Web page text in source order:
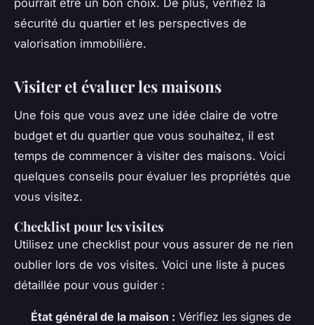
pourrait être un bon choix. De plus, vérifiez la
sécurité du quartier et les perspectives de
valorisation immobilière.
Visiter et évaluer les maisons
Une fois que vous avez une idée claire de votre
budget et du quartier que vous souhaitez, il est
temps de commencer à visiter des maisons. Voici
quelques conseils pour évaluer les propriétés que
vous visitez.
Checklist pour les visites
Utilisez une checklist pour vous assurer de ne rien
oublier lors de vos visites. Voici une liste à puces
détaillée pour vous guider :
État général de la maison : Vérifiez les signes de